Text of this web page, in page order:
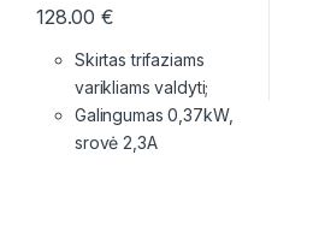
128.00€
Skirtas trifaziams
varikliams valdyti;
Galingumas 0,37kW,
srovė 2,3A